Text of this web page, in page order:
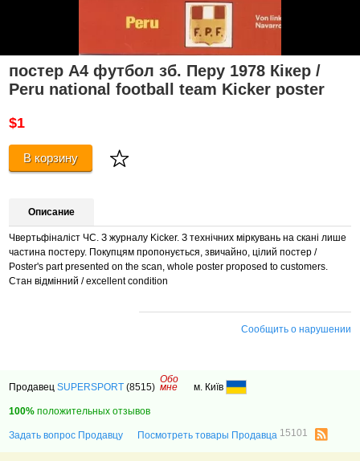
постер А4 футбол зб. Перу 1978 Кікер /
Peru national football team Kicker poster
$1
В корзину
Описание
Чвертьфіналіст ЧС. З журналу Kicker. З технічних міркувань на скані лише
частина постеру. Покупцям пропонується, звичайно, цілий постер /
Poster's part presented on the scan, whole poster proposed to customers.
Стан відмінний / excellent condition
Сообщить о нарушении
ПродавецSUPERSPORT (8515)
Обо
мне м. Київ
100% положительных отзывов
Задать вопрос Продавцу Посмотреть товары Продавца 15101